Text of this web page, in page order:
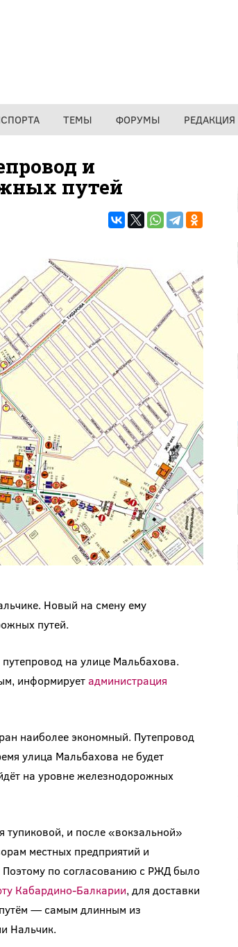
ТЕМЫ ФОРУМЫ РЕДАКЦИЯ
и
путей
Новый на смену ему
путей.
на улице Мальбахова.
информируетадминистрация
наиболее экономный. Путепровод
улица Мальбахова не будет
на уровне железнодорожных
и после «вокзальной»
местных предприятий и
Поэтому по согласованию с РЖД было
Кабардино-Балкарии, для доставки
— самым длинным из
Нальчик.